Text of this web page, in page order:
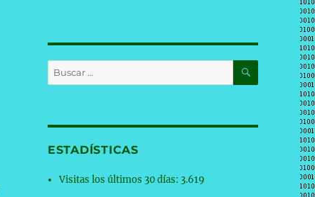
Buscar
por:
BUSCAR
ESTADÍSTICAS
Visitas los últimos 30 días: 3.619